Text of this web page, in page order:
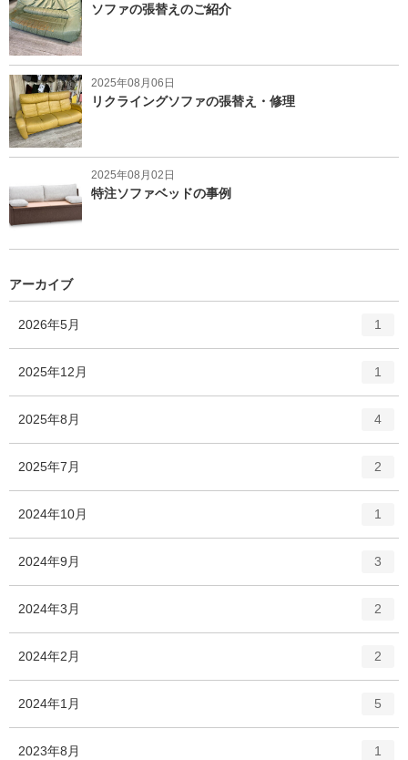
ソファの張替えのご紹介
2025年08月06日
リクライングソファの張替え・修理
2025年08月02日
特注ソファベッドの事例
アーカイブ
2026年5月
リ
ー
1
2025年12月
ー
1
2025年8月
ー
数
4
2025年7月
リ
ー
2
2024年10月
ー
1
2024年9月
ー
3
2024年3月
ー
2
2024年2月
ー
2
2024年1月 5
2023年8月 1